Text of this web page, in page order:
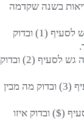
בשנה שקדמה
• אם אתה סובל ממצב של שחפת ריאות פעילה, גש לסעיף (1) ובדוק
• אם אתה נמצא במצב של שחפת ריאות לא פעילה גש לסעיף (2) ובדוק
• אם אתה לאחר ניתוח עקב שחפת ריאות גש לסעיף (3) ובדוק מה מבין
($) ובדוק איזו